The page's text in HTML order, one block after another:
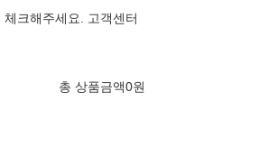
크해주세요. 고객센터
총 상품금액0원